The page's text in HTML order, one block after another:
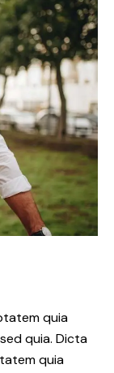
quia
quia. Dicta
quia